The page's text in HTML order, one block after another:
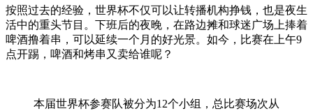
按照过去的经验，世界杯不仅可以让转播机构挣钱，也是夜生
活中的重头节目。下班后的夜晚，在路边摊和球迷广场上捧着
啤酒撸着串，可以延续一个月的好光景。如今，比赛在上午9
点开踢，啤酒和烤串又卖给谁呢？
本届世界杯参赛队被分为12个小组，总比赛场次从